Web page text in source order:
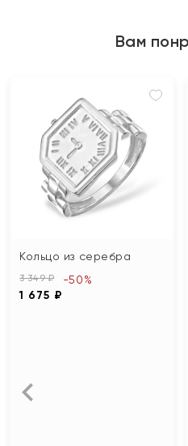
Вам
Кольцо из серебра
3 349 ₽
1 675 ₽
-50%